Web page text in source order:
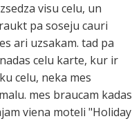
visu celu, un
pa soseju cauri
ari uzsakam. tad pa
celu karte, kur ir
celu, neka mes
mes braucam kadas
viena moteli "Holiday